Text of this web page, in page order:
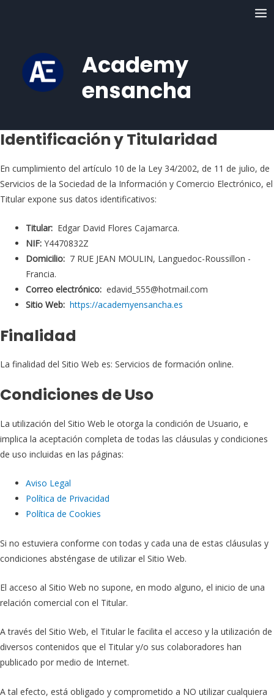
Academy
ensancha
Identificación y Titularidad
En cumplimiento del artículo 10 de la Ley 34/2002, de 11 de julio, de
Servicios de la Sociedad de la Información y Comercio Electrónico, el
Titular expone sus datos identificativos:
Titular: Edgar David Flores Cajamarca.
NIF: Y4470832Z
Domicilio: 7 RUE JEAN MOULIN, Languedoc-Roussillon -
Francia.
Correo electrónico: edavid_555@hotmail.com
Sitio Web: https://academyensancha.es
Finalidad
La finalidad del Sitio Web es: Servicios de formación online.
Condiciones de Uso
La utilización del Sitio Web le otorga la condición de Usuario, e
implica la aceptación completa de todas las cláusulas y condiciones
de uso incluidas en las páginas:
Aviso Legal
Política de Privacidad
Política de Cookies
Si no estuviera conforme con todas y cada una de estas cláusulas y
condiciones absténgase de utilizar el Sitio Web.
El acceso al Sitio Web no supone, en modo alguno, el inicio de una
relación comercial con el Titular.
A través del Sitio Web, el Titular le facilita el acceso y la utilización de
diversos contenidos que el Titular y/o sus colaboradores han
publicado por medio de Internet.
A tal efecto, está obligado y comprometido a NO utilizar cualquiera